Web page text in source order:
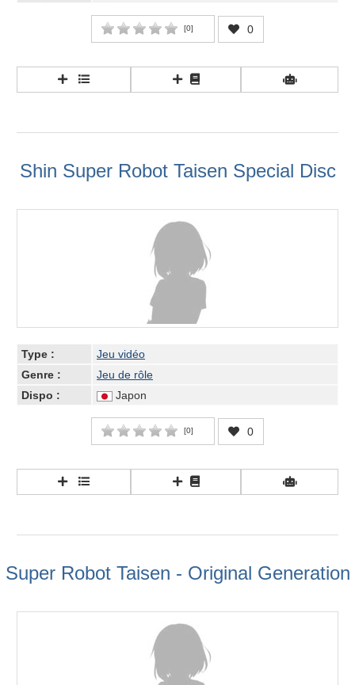
[0] 0
Shin Super Robot Taisen Special Disc
Type :
Jeu vidéo
Genre :
Jeu de rôle
Dispo :
Japon
[0] 0
Super Robot Taisen - Original Generation